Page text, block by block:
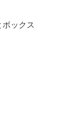
ックス